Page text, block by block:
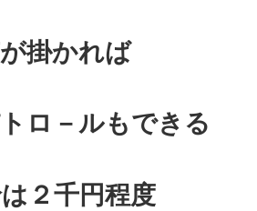
掛かれば
ロ－ルもできる
２千円程度